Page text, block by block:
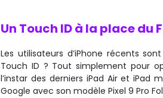
Un Touch ID à la place du
Les utilisateurs d’iPhone récents
Touch ID ? Tout simplement pour
l’instar des derniers iPad Air et iPad
Google avec son modèle Pixel 9 Pro